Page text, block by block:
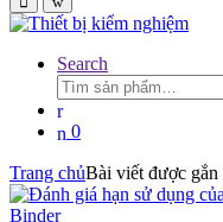
Search
Tìm
kiếm:
0
Trang chủBài viết được gắn